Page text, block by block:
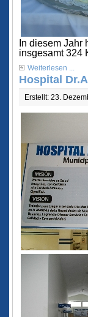
In diesem
insgesamt 324
Weiterlesen ...
Hospital
Erstellt: 23.